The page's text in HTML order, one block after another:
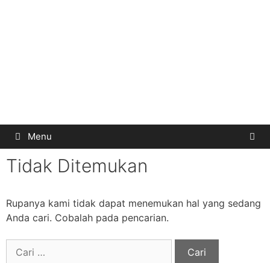
Menu
Tidak Ditemukan
Rupanya kami tidak dapat menemukan hal yang sedang
Anda cari. Cobalah pada pencarian.